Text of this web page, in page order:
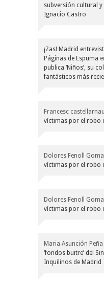
subversión cultural y
Ignacio Castro
¡Zas! Madrid
Páginas de Espuma
publica ‘Niños’, su
fantásticos más
Francesc
víctimas por el robo
Dolores Fenoll
víctimas por el robo
Dolores Fenoll
víctimas por el robo
Maria Asunción Peña
‘fondos buitre’ del
Inquilinos de Madrid